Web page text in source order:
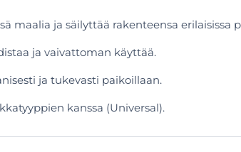
maalia ja säilyttää rakenteensa erilaisissa
ja vaivattoman käyttää.
ja tukevasti paikoillaan.
kanssa (Universal).